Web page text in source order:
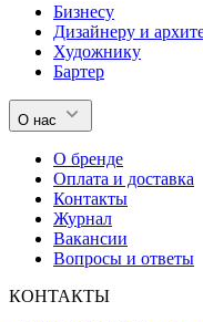
Бизнесу
Дизайнеру и
Художнику
Бартер
О нас
О бренде
Оплата и доставка
Контакты
Журнал
Вакансии
Вопросы и ответы
КОНТАКТЫ